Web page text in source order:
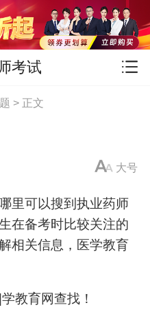
考试
> 正文
大号
里可以搜到执业药师
在备考时比较关注的
相关信息，医学教育
教育网查找！